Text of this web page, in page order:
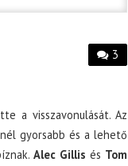
3
a visszavonulását. Az
gyorsabb és a lehető
Alec Gillis és Tom